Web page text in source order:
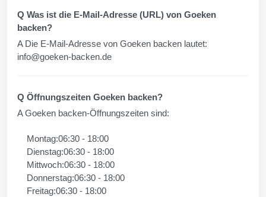
Q Was ist die E-Mail-Adresse (URL) von Goeken
backen?
A Die E-Mail-Adresse von Goeken backen lautet:
info@goeken-backen.de
Q Öffnungszeiten Goeken backen?
A Goeken backen-Öffnungszeiten sind:
Montag:06:30 - 18:00
Dienstag:06:30 - 18:00
Mittwoch:06:30 - 18:00
Donnerstag:06:30 - 18:00
Freitag:06:30 - 18:00